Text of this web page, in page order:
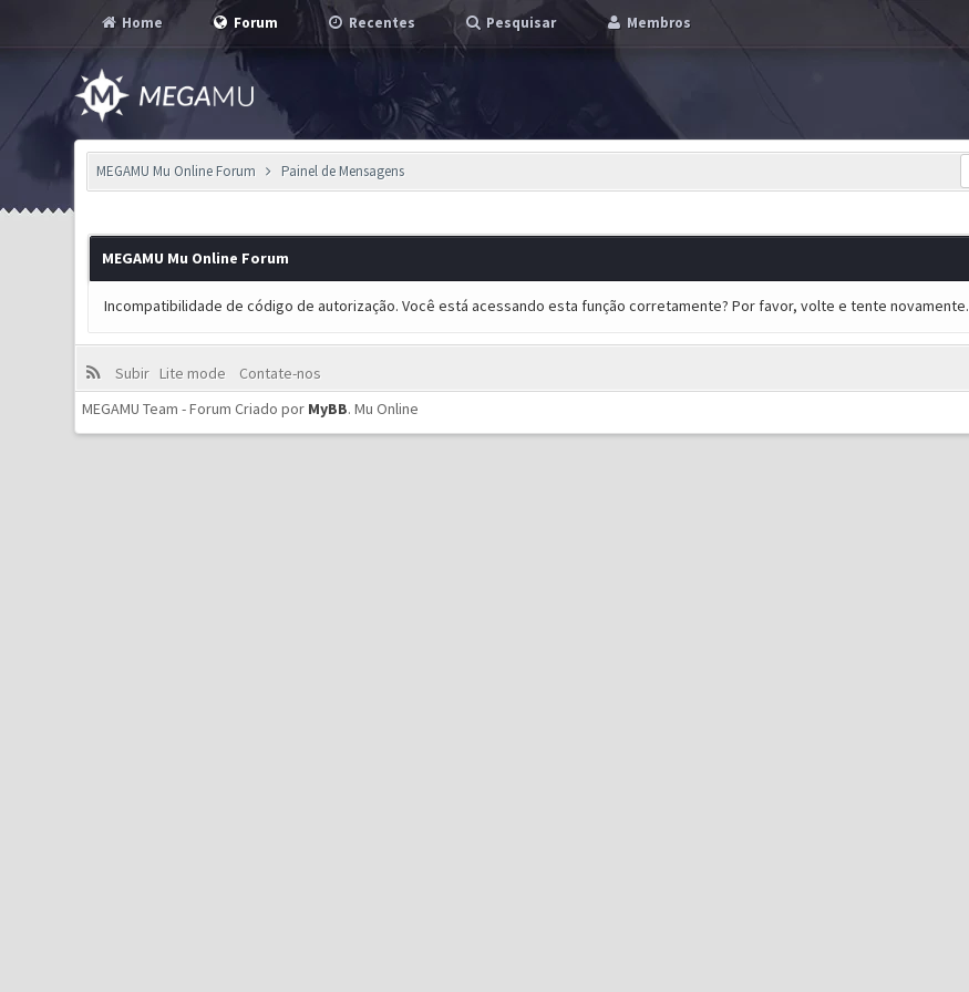
Home Forum Recentes Pesquisar Membros
MEGAMU Mu Online Forum Painel de Mensagens
MEGAMU Mu Online Forum
Incompatibilidade de código de autorização. Você está acessando esta função corretamente? Por favor, volte e tente novamente.
Subir Lite mode
Contate-nos
MEGAMU Team - Forum Criado por MyBB.Mu Online